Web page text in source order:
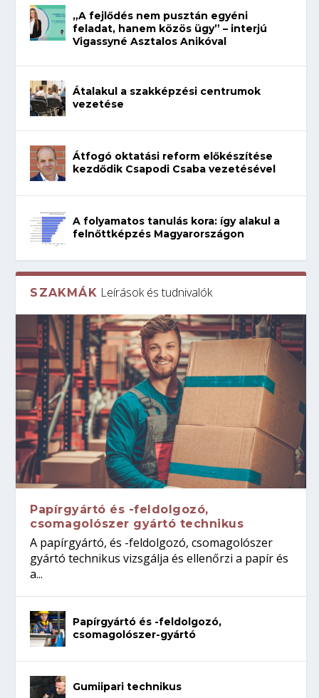
„A fejlődés nem pusztán egyéni
feladat, hanem közös ügy” – interjú
Vigassyné Asztalos Anikóval
Átalakul a szakképzési centrumok
vezetése
Átfogó oktatási reform előkészítése
kezdődik Csapodi Csaba vezetésével
A folyamatos tanulás kora: így alakul a
felnőttképzés Magyarországon
SZAKMÁK Leírások és tudnivalók
Papírgyártó és -feldolgozó,
csomagolószer gyártó technikus
A papírgyártó, és -feldolgozó, csomagolószer
gyártó technikus vizsgálja és ellenőrzi a papír és
a...
Papírgyártó és -feldolgozó,
csomagolószer-gyártó
Gumiipari technikus